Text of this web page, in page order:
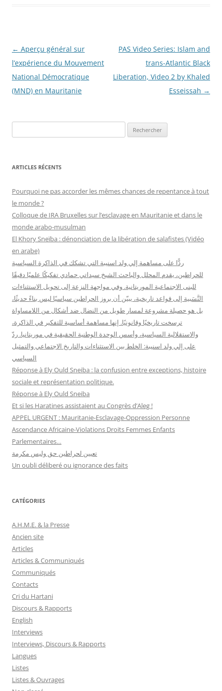
Navigation
des
articles
← Aperçu général sur
l’expérience du Mouvement
National Démocratique
(MND) en Mauritanie
PAS Video Series: Islam and
trans-Atlantic Black
Liberation, Video 2 by Khaled
Esseissah →
e
h
r
c
h
r
ARTICLES RÉCENTS
Pourquoi ne pas accorder les mêmes chances de repentance à tout
le monde ?
Colloque de IRA Bruxelles sur l’esclavage en Mauritanie et dans le
monde arabo-musulman
El Khory Sneïba : dénonciation de la libération de salafistes (Vidéo
en arabe)
ردًّا على مساهمة إلي ولد اسنيبة التي تشكك في الذاكرة السياسية
للحراطين، يقدم المحلل والباحث الشيخ سيداتي حمادي تفكيكًا علميًا دقيقًا
للبنى الاجتماعية الموريتانية. وفي مواجهة النزعة إلى تحويل الاستثناءات
النَّسَبية إلى قواعد تاريخية، يبيّن أن بروز الحراطين سياسيًا ليس بناءً حديثًا،
بل هو حصيلة مشروعة لمسار طويل من النضال ضد أشكال من اللامساواة
ترسخت تاريخيًا وقانونيًا. إنها مساهمة أساسية للتفكير في الذاكرة،
والاستقلالية السياسية، وأسس الوحدة الوطنية الحقيقية في موريتانيا. ردّ
على إلي ولد اسنيبة: الخلط بين الاستثناءات والتاريخ الاجتماعي والتمثيل
السياسي
Réponse à Ely Ould Sneiba : la confusion entre exceptions, histoire
sociale et représentation politique.
Réponse à Ely Ould Sneiba
Et si les Haratines assistaient au Congrès d’Aleg !
APPEL URGENT : Mauritanie-Esclavage-Oppression Personne
Ascendance Africaine-Violations Droits Femmes Enfants
Parlementaires…
تعيين لحراطين حق وليس مكرمة
Un oubli déliberé ou ignorance des faits
CATÉGORIES
A.H.M.E. & la Presse
Ancien site
Articles
Articles & Communiqués
Communiqués
Contacts
Cri du Hartani
Discours & Rapports
English
Interviews
Interviews, Discours & Rapports
Langues
Listes
Listes & Ouvrages